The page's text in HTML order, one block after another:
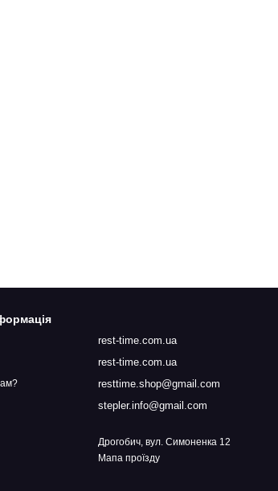
rest-time.com.ua
rest-time.com.ua
resttime.shop@gmail.com
stepler.info@gmail.com
Дрогобич, вул. Симоненка 12
Мапа проїзду